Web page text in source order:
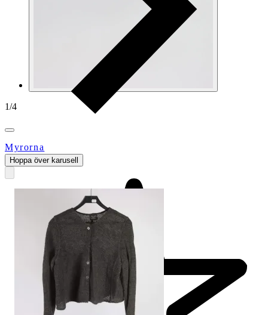
1/4
Myrorna
Hoppa över karusell